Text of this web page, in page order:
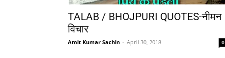
TALAB / BHOJPURI QUOTES-नीमन
विचार
Amit Kumar Sachin - April 30, 2018 0